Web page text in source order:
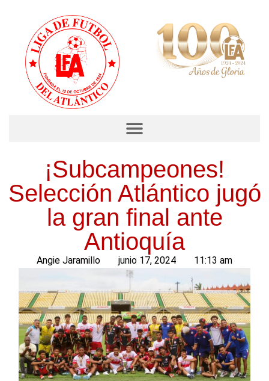
¡Subcampeones!
Selección Atlántico jugó
la gran final ante
Antioquía
Angie Jaramillo junio 17, 2024 11:13 am